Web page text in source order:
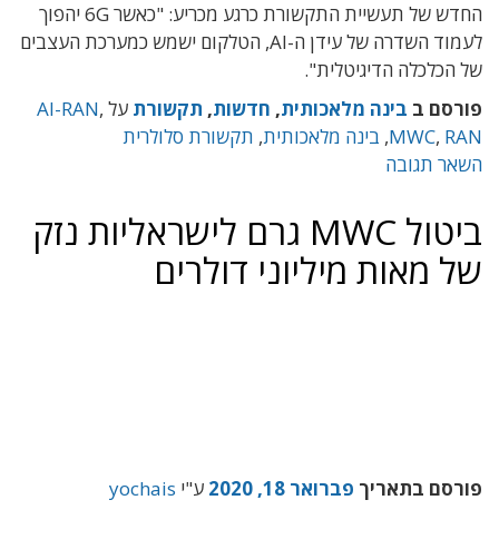
החדש של תעשיית התקשורת כרגע מכריע: "כאשר 6G יהפוך
לעמוד השדרה של עידן ה-AI, הטלקום ישמש כמערכת העצבים
של הכלכלה הדיגיטלית".
פורסם ב בינה מלאכותית, חדשות, תקשורת על AI-RAN,
MWC, RAN
, בינה מלאכותית, תקשורת סלולרית
השאר תגובה
ביטול MWC גרם לישראליות נזק
של מאות מיליוני דולרים
פורסם בתאריך פברואר 18, 2020 ע"י yochais